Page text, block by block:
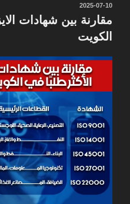
نُشر
2025-07-10
مقارنة بين شهادات
الكويت